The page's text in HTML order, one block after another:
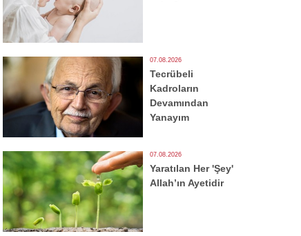
07.08.2026
Tecrübeli
Kadroların
Devamından
Yanayım
07.08.2026
Yaratılan Her 'Şey'
Allah’ın Ayetidir